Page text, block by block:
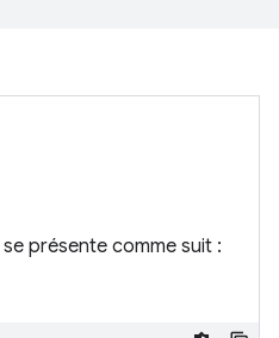
se présente comme suit :